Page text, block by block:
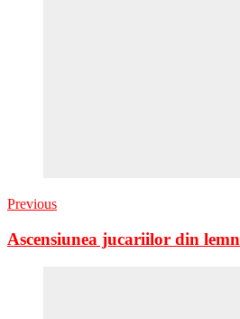
Previous
Ascensiunea jucariilor din lemn